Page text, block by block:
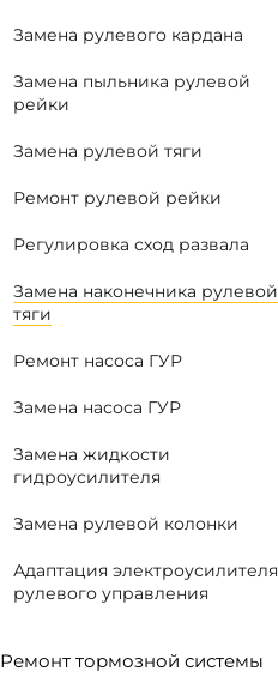
Замена рулевого кардана
Замена пыльника рулевой
рейки
Замена рулевой тяги
Ремонт рулевой рейки
Регулировка сход развала
Замена наконечника рулевой
тяги
Ремонт насоса ГУР
Замена насоса ГУР
Замена жидкости
гидроусилителя
Замена рулевой колонки
Адаптация электроусилителя
рулевого управления
Ремонт тормозной системы